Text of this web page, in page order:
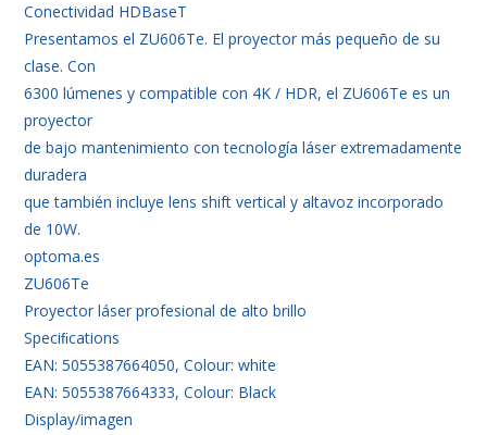
Conectividad HDBaseT
Presentamos el ZU606Te. El proyector más pequeño de su
clase. Con
6300 lúmenes y compatible con 4K / HDR, el ZU606Te es un
proyector
de bajo mantenimiento con tecnología láser extremadamente
duradera
que también incluye lens shift vertical y altavoz incorporado
de 10W.
optoma.es
ZU606Te
Proyector láser profesional de alto brillo
Speciﬁcations
EAN: 5055387664050, Colour: white
EAN: 5055387664333, Colour: Black
Display/imagen